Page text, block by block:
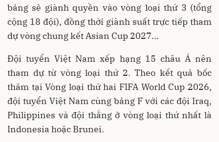
bảng sẽ giành quyền vào vòng loại thứ 3 (tổng
cộng 18 đội), đồng thời giành suất trực tiếp tham
dự vòng chung kết Asian Cup 2027…
Đội tuyển Việt Nam xếp hạng 15 châu Á nên
tham dự từ vòng loại thứ 2. Theo kết quả bốc
thăm tại Vòng loại thứ hai FIFA World Cup 2026,
đội tuyển Việt Nam cùng bảng F với các đội Iraq,
Philippines và đội thắng ở vòng loại thứ nhất là
Indonesia hoặc Brunei.